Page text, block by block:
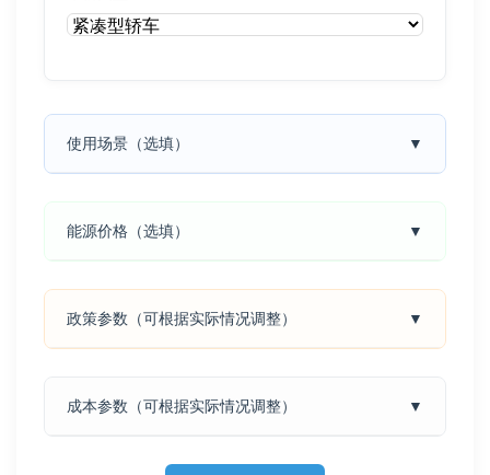
使用场景（选填） ▼
能源价格（选填） ▼
政策参数（可根据实际情况调整） ▼
成本参数（可根据实际情况调整） ▼